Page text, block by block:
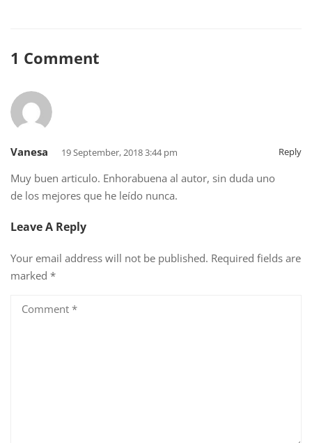
1 Comment
Vanesa 19 September, 2018 3:44 pm Reply
Muy buen articulo. Enhorabuena al autor, sin duda uno
de los mejores que he leído nunca.
Leave A Reply
Your email address will not be published. Required fields are
marked *